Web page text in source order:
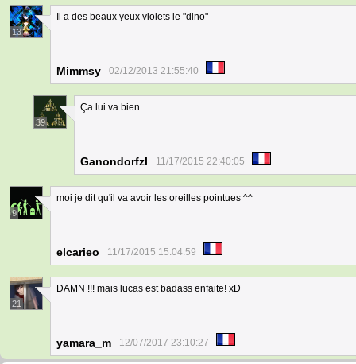
13
Il a des beaux yeux violets le "dino"
Mimmsy 02/12/2013 21:55:40
39
Ça lui va bien.
Ganondorfzl 11/17/2015 22:40:05
9
moi je dit qu'il va avoir les oreilles pointues ^^
elcarieo 11/17/2015 15:04:59
21
DAMN !!! mais lucas est badass enfaite! xD
yamara_m 12/07/2017 23:10:27